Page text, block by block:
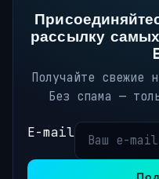
рассылку
Получайте свежие
Без спама —
E-mail